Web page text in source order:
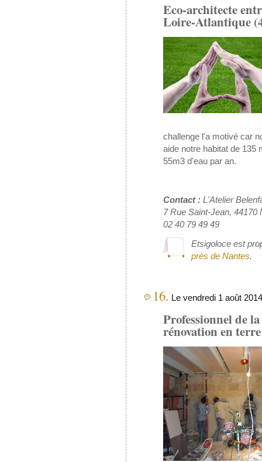
Eco-architecte
Loire-Atlantique
challenge l'a motivé car
aide notre habitat de 135
55m3 d'eau par an.
Contact : L'Atelier
7 Rue Saint-Jean, 44170
02 40 79 49 49
Etsigoloce est
près de Nantes.
16. Le vendredi 1 août
Professionnel de
rénovation en